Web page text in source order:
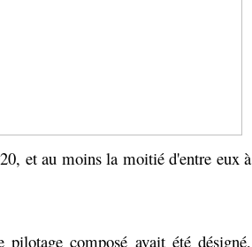
et au moins la moitié d'entre eux à
composé avait été désigné,